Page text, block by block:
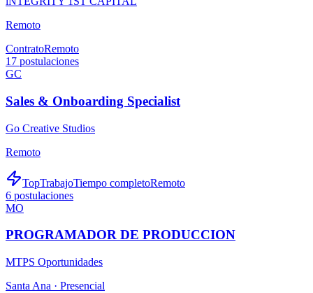
Remoto
ContratoRemoto
17 postulaciones
GC
Sales & Onboarding Specialist
Go Creative Studios
Remoto
TopTrabajoTiempo completoRemoto
6 postulaciones
MO
PROGRAMADOR DE PRODUCCION
MTPS Oportunidades
Santa Ana · Presencial